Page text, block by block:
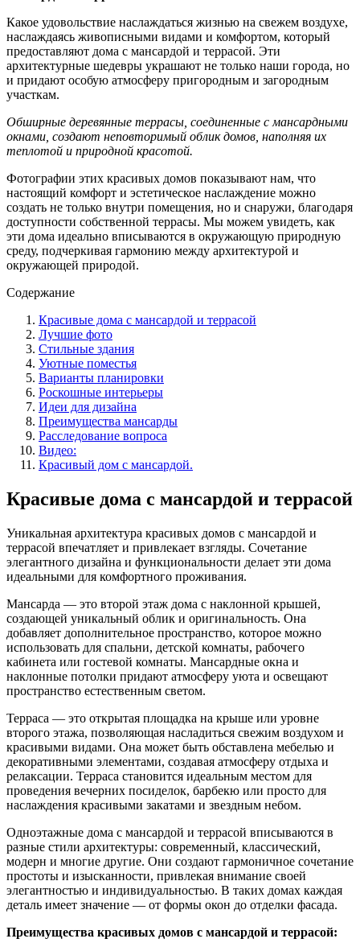
Какое удовольствие наслаждаться жизнью на свежем воздухе,
наслаждаясь живописными видами и комфортом, который
предоставляют дома с мансардой и террасой. Эти
архитектурные шедевры украшают не только наши города, но
и придают особую атмосферу пригородным и загородным
участкам.
Обширные деревянные террасы, соединенные с мансардными
окнами, создают неповторимый облик домов, наполняя их
теплотой и природной красотой.
Фотографии этих красивых домов показывают нам, что
настоящий комфорт и эстетическое наслаждение можно
создать не только внутри помещения, но и снаружи, благодаря
доступности собственной террасы. Мы можем увидеть, как
эти дома идеально вписываются в окружающую природную
среду, подчеркивая гармонию между архитектурой и
окружающей природой.
Содержание
Красивые дома с мансардой и террасой
Лучшие фото
Стильные здания
Уютные поместья
Варианты планировки
Роскошные интерьеры
Идеи для дизайна
Преимущества мансарды
Расследование вопроса
Видео:
Красивый дом с мансардой.
Красивые дома с мансардой и террасой
Уникальная архитектура красивых домов с мансардой и
террасой впечатляет и привлекает взгляды. Сочетание
элегантного дизайна и функциональности делает эти дома
идеальными для комфортного проживания.
Мансарда — это второй этаж дома с наклонной крышей,
создающей уникальный облик и оригинальность. Она
добавляет дополнительное пространство, которое можно
использовать для спальни, детской комнаты, рабочего
кабинета или гостевой комнаты. Мансардные окна и
наклонные потолки придают атмосферу уюта и освещают
пространство естественным светом.
Терраса — это открытая площадка на крыше или уровне
второго этажа, позволяющая насладиться свежим воздухом и
красивыми видами. Она может быть обставлена мебелью и
декоративными элементами, создавая атмосферу отдыха и
релаксации. Терраса становится идеальным местом для
проведения вечерних посиделок, барбекю или просто для
наслаждения красивыми закатами и звездным небом.
Одноэтажные дома с мансардой и террасой вписываются в
разные стили архитектуры: современный, классический,
модерн и многие другие. Они создают гармоничное сочетание
простоты и изысканности, привлекая внимание своей
элегантностью и индивидуальностью. В таких домах каждая
деталь имеет значение — от формы окон до отделки фасада.
Преимущества красивых домов с мансардой и террасой: